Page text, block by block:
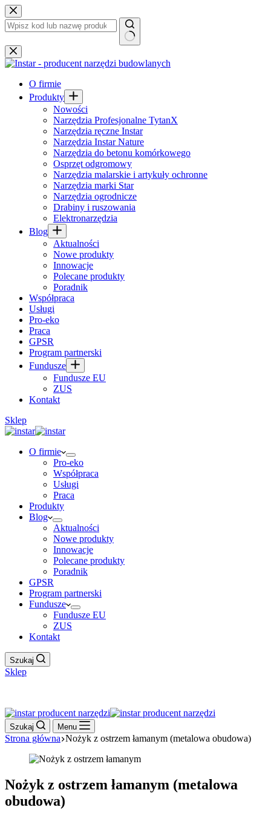
Przejdź
do
treści
Brak
wyników
O firmie
Produkty
Nowości
Narzędzia Profesjonalne TytanX
Narzędzia ręczne Instar
Narzędzia Instar Nature
Narzędzia do betonu komórkowego
Osprzęt odgromowy
Narzędzia malarskie i artykuły ochronne
Narzędzia marki Star
Narzędzia ogrodnicze
Drabiny i ruszowania
Elektronarzędzia
Blog
Aktualności
Nowe produkty
Innowacje
Polecane produkty
Poradnik
Współpraca
Usługi
Pro-eko
Praca
GPSR
Program partnerski
Fundusze
Fundusze EU
ZUS
Kontakt
Sklep
O firmie
Pro-eko
Współpraca
Usługi
Praca
Produkty
Blog
Aktualności
Nowe produkty
Innowacje
Polecane produkty
Poradnik
GPSR
Program partnerski
Fundusze
Fundusze EU
ZUS
Kontakt
Szukaj
Sklep
Szukaj Menu
Strona główna Nożyk z ostrzem łamanym (metalowa obudowa)
Nożyk z ostrzem łamanym (metalowa
obudowa)